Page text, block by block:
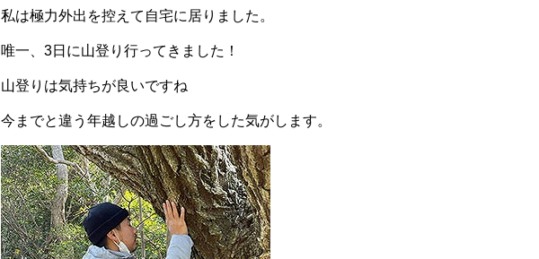
私は極力外出を控えて自宅に居りました。
唯一、3日に山登り行ってきました！
山登りは気持ちが良いですね
今までと違う年越しの過ごし方をした気がします。